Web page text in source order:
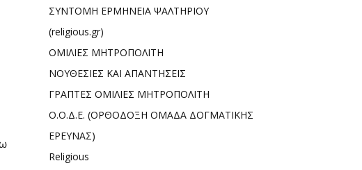
ΣΥΝΤΟΜΗ ΕΡΜΗΝΕΙΑ ΨΑΛΤΗΡΙΟΥ
(religious.gr)
ΟΜΙΛΙΕΣ ΜΗΤΡΟΠΟΛΙΤΗ
ΝΟΥΘΕΣΙΕΣ ΚΑΙ ΑΠΑΝΤΗΣΕΙΣ
ΓΡΑΠΤΕΣ ΟΜΙΛΙΕΣ ΜΗΤΡΟΠΟΛΙΤΗ
Ο.Ο.Δ.Ε. (ΟΡΘΟΔΟΞΗ ΟΜΑΔΑ ΔΟΓΜΑΤΙΚΗΣ
ΕΡΕΥΝΑΣ)
Religious